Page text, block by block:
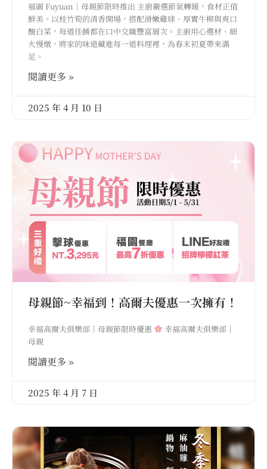
福園 Fuyuan｜母親節限時推出 主廚嚴選節氣轉暖，食材正值
鮮美。以桂竹筍的清香開場，搭配滑嫩雞球、厚實牛柳與爽口
酸白菜，每道佳餚都在口中交織豐富層次。主廚用心選材、細
火慢燉，將家的味道藏進每一道料理裡，為春末初夏帶來滿
足。
閱讀更多 »
2025 年 4 月 10 日
母親節~幸福到！高爾夫優惠一次擁有！
幸福高爾夫俱樂部｜母親節限時優惠
幸福高爾夫俱樂部｜
母親
閱讀更多 »
2025 年 4 月 7 日